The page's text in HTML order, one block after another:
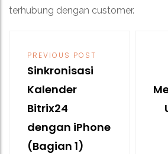
terhubung dengan customer.
navigation
PREVIOUS POST
Sinkronisasi
Kalender
Bitrix24
dengan iPhone
(Bagian 1)